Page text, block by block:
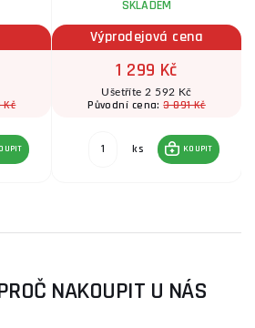
Kč
SKLADEM
Výprodejová cena
1 299 Kč
Ušetříte 2 592 Kč
Původní cena:3 891 Kč
ks KOUPIT
NAKOUPIT U NÁS